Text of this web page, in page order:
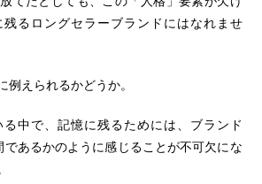
るロングセラーブランドにはなれませ
例えられるかどうか。
中で、記憶に残るためには、ブランド
あるかのように感じることが不可欠にな